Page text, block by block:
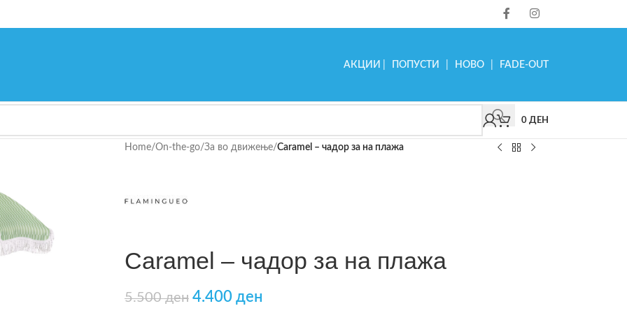
АКЦИИ ПОПУСТИ НОВО FADE-OUT
0 ДЕН
Home/On-the-go/За во движење/Caramel – чадор за на плажа
Caramel – чадор за на плажа
5.500ден 4.400 ден